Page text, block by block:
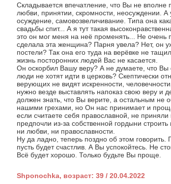
Складывается впечатление, что Вы не вполне
любви, принятии, скромности, неосуждении. А
осуждение, самовозвеличивание. Типа она
свадьбы спит... А я тут такая
это он мог меня на неё променять... Не очень
сделала эта женщина? Парня увела? Нет, он
постели? Так она его туда на верёвке не
жизнь посторонних людей Вас не касается.
Он оскорбил Вашу веру? А не думаете, что
люди не хотят идти в церковь? Скептически
верующих не видят искренности,
нужно везде выставлять напоказ свою веру и
должен знать, что Вы верите, а остальным не
нашими грехами, но Он нас принимает и
если считаете себя православной, не
предпочли из-за собственной гордыни
ни любви, ни православности.
Ну да ладно, теперь поздно об этом
пусть будет счастлив. А Вы успокойтесь. Не
Всё будет хорошо. Только будьте Вы проще.
Shponochka, возраст: 39 / 20.04.2022